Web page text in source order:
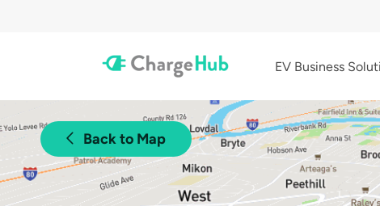
EV Business
Back to Map